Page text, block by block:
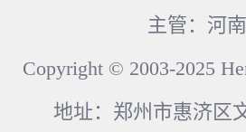
主管：河
Copyright © 2003-2025
地址：郑州市惠济区